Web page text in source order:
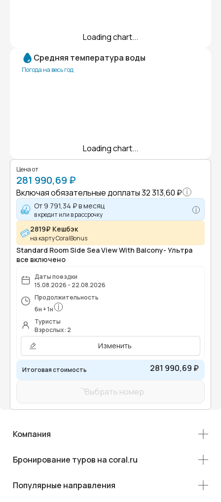
Loading chart...
Средняя температура воды
Погода на весь год
Loading chart...
Цена от
281 990,69 ₽
Включая обязательные доплаты32 313,60 ₽
От 9 791,34 ₽в месяц
в кредит или в рассрочку
2819₽ Кешбэк
на карту CoralBonus
Standard Room Side Sea View With Balcony- Ультра
все включено
Даты поездки
15.08.2026 - 22.08.2026
Продолжительность
6н +1н
Туристы
Взрослых: 2
Изменить
Итоговая стоимость 281 990,69 ₽
Выбрать номер
Компания
Бронирование туров на coral.ru
Популярные направления